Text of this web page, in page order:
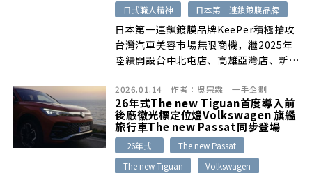
日式職人精神
日本第一連鎖鍍膜品牌
日本第一連鎖鍍膜品牌KeePer積極搶攻
台灣汽車美容市場無限商機，繼2025年
陸續開設台中北屯店、高雄亞灣店、新北
準台北內湖高科技產業及大直住宅聚落優
勢，首度進軍台北市打造內湖旗艦店！
2026.01.14 作者： 吳宗霖 一手企劃
26年式The new Tiguan首度導入前
後廠徽光標定位燈Volkswagen 旗艦
旅行車The new Passat同步登場
26年式
The new Passat
The new Tiguan
Volkswagen